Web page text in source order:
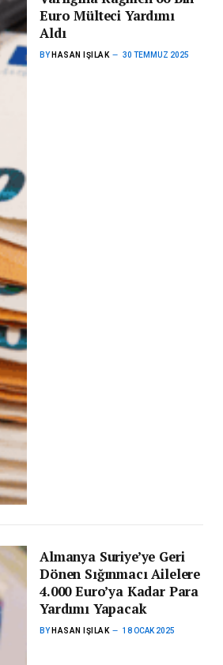
Euro Mülteci Yardımı
Aldı
BY HASAN IŞILAK 30 TEMMUZ 2025
Almanya Suriye’ye Geri
Dönen Sığınmacı Ailelere
4.000 Euro’ya Kadar Para
Yardımı Yapacak
BY HASAN IŞILAK 18 OCAK 2025